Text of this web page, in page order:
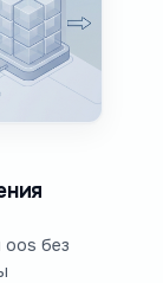
oos без